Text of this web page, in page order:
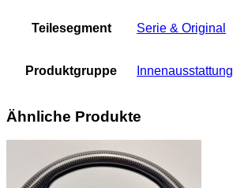
Teilesegment Serie & Original
Produktgruppe Innenausstattung
Ähnliche Produkte